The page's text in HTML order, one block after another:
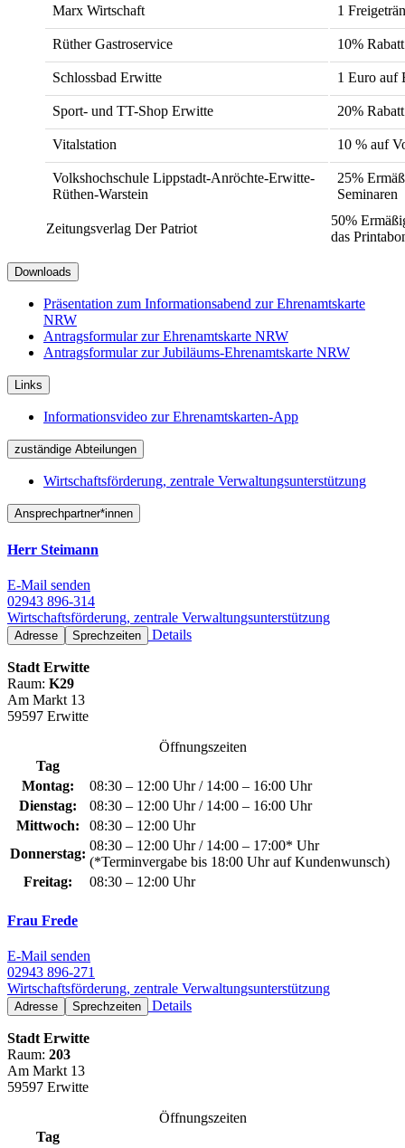
Marx Wirtschaft 1
Rüther Gastroservice 10%
Schlossbad Erwitte 1 Euro auf
Sport- und TT-Shop Erwitte 20%
Vitalstation 10 % auf
Volkshochschule Lippstadt-Anröchte-Erwitte-
Rüthen-Warstein
25%
Seminaren
Zeitungsverlag Der Patriot
50%
das
Downloads
Präsentation zum Informationsabend zur Ehrenamtskarte
NRW
Antragsformular zur Ehrenamtskarte NRW
Antragsformular zur Jubiläums-Ehrenamtskarte NRW
Links
Informationsvideo zur Ehrenamtskarten-App
zuständige Abteilungen
Wirtschaftsförderung, zentrale Verwaltungsunterstützung
Ansprechpartner*innen
Herr Steimann
E-Mail senden
02943 896-314
Wirtschaftsförderung, zentrale Verwaltungsunterstützung
Adresse Sprechzeiten Details
Stadt Erwitte
Raum: K29
Am Markt 13
59597 Erwitte
Öffnungszeiten
Tag
Montag:
08:30 – 12:00 Uhr / 14:00 – 16:00 Uhr
Dienstag:
08:30 – 12:00 Uhr / 14:00 – 16:00 Uhr
Mittwoch:
08:30 – 12:00 Uhr
Donnerstag:
08:30 – 12:00 Uhr / 14:00 – 17:00* Uhr
(*Terminvergabe bis 18:00 Uhr auf Kundenwunsch)
Freitag:
08:30 – 12:00 Uhr
Frau Frede
E-Mail senden
02943 896-271
Wirtschaftsförderung, zentrale Verwaltungsunterstützung
Adresse Sprechzeiten Details
Stadt Erwitte
Raum: 203
Am Markt 13
59597 Erwitte
Öffnungszeiten
Tag